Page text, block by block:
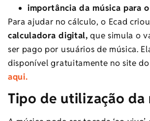
importância da música para
Para ajudar no cálculo, o Ecad
calculadora digital, que simula o
ser pago por usuários de música.
disponível gratuitamente no site do
aqui.
Tipo de utilização da